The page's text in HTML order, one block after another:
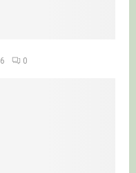
0